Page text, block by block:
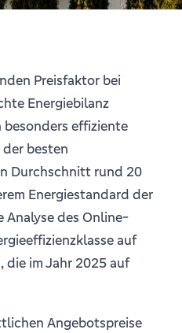
Preisfaktor bei
Energiebilanz
besonders effiziente
besten
Durchschnitt rund 20
Energiestandard der
Analyse des Online-
auf
die im Jahr 2025 auf
Angebotspreise